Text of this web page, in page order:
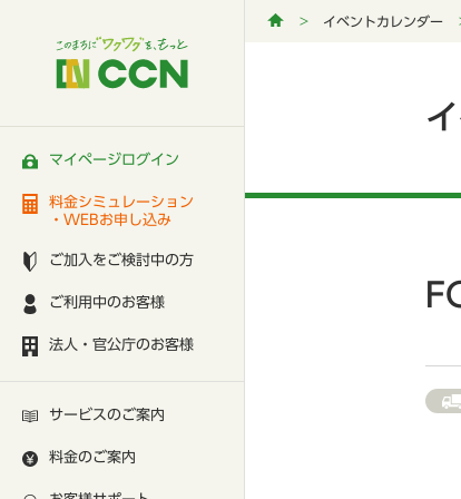
マイページログイン
料金シミュレーション
・WEBお申し込み
ご加入をご検討中の方
ご利用中のお客様
法人・官公庁のお客様
サービスのご案内
料金のご案内
イベントカレンダー